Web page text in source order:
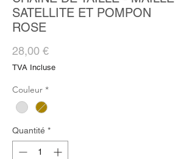
SATELLITE ET POMPON
ROSE
28,00 €Prix
TVA Incluse
Couleur *
Quantité *